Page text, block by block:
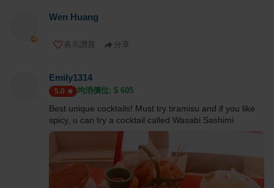
Wen Huang
表示讚賞 分享
Emily1314
5.0 均消價位: $ 605
Best unique cocktails! Must try tiramisu and if you like
spicy, u can try a cocktail called Wasabi Sashimi